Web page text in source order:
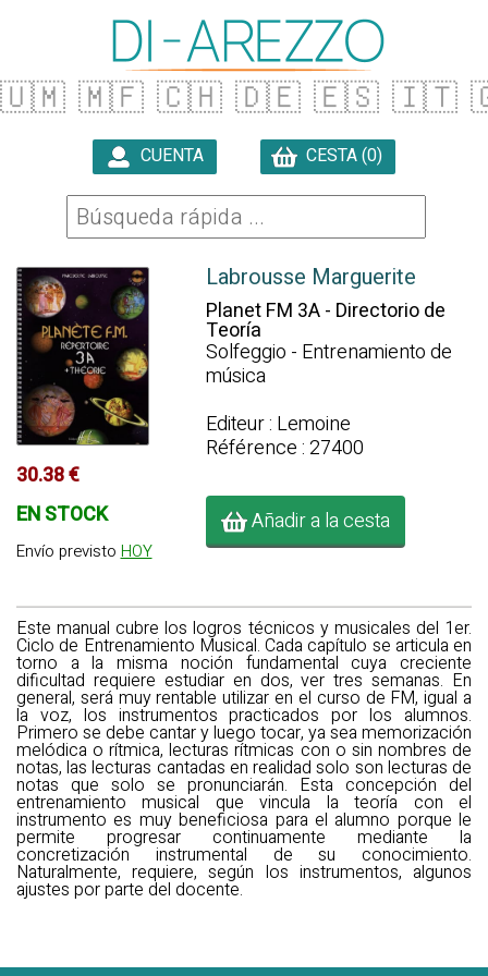
🇺🇲 🇲🇫 🇨🇭 🇩🇪 🇪🇸 🇮🇹
CUENTA CESTA (0)
30.38 €
EN STOCK
Envío previsto HOY
Labrousse Marguerite
Planet FM 3A - Directorio de
Teoría
Solfeggio - Entrenamiento de
música
Editeur : Lemoine
Référence : 27400
Añadir a la cesta
Este manual cubre los logros técnicos y musicales del 1er.
Ciclo de Entrenamiento Musical. Cada capítulo se articula en
torno a la misma noción fundamental cuya creciente
dificultad requiere estudiar en dos, ver tres semanas. En
general, será muy rentable utilizar en el curso de FM, igual a
la voz, los instrumentos practicados por los alumnos.
Primero se debe cantar y luego tocar, ya sea memorización
melódica o rítmica, lecturas rítmicas con o sin nombres de
notas, las lecturas cantadas en realidad solo son lecturas de
notas que solo se pronunciarán. Esta concepción del
entrenamiento musical que vincula la teoría con el
instrumento es muy beneficiosa para el alumno porque le
permite progresar continuamente mediante la
concretización instrumental de su conocimiento.
Naturalmente, requiere, según los instrumentos, algunos
ajustes por parte del docente.